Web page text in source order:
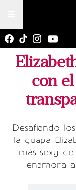
con
Desafiando
la guapa
más sexy
enamora